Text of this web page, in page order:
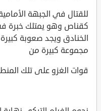
للقتال في الجبهة
كقناص وهو يمتلك خبرة
الخنادق ويجد صعوبة
مجموعة كبيرة من
قوات الغزو على تلك